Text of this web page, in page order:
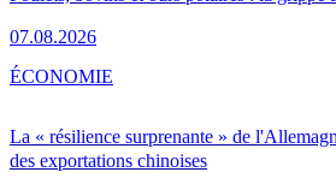
07.08.2026
La « résilience surprenante » de
des exportations chinoises
ÉCONOMIE